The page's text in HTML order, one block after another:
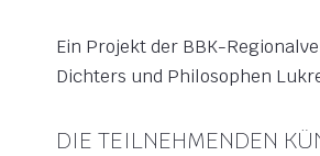
Ein Projekt der BBK-
Dichters und Philosophen
DIE TEILNEHMENDEN